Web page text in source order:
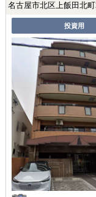
名古屋市北区上飯田北
投資用